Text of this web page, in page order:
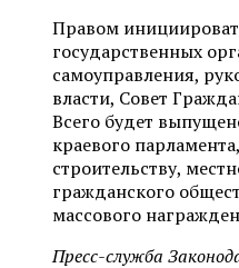
Правом
государственных
самоуправления,
власти, Совет
Всего будет
краевого
строительству,
гражданского
массового
Пресс-служба